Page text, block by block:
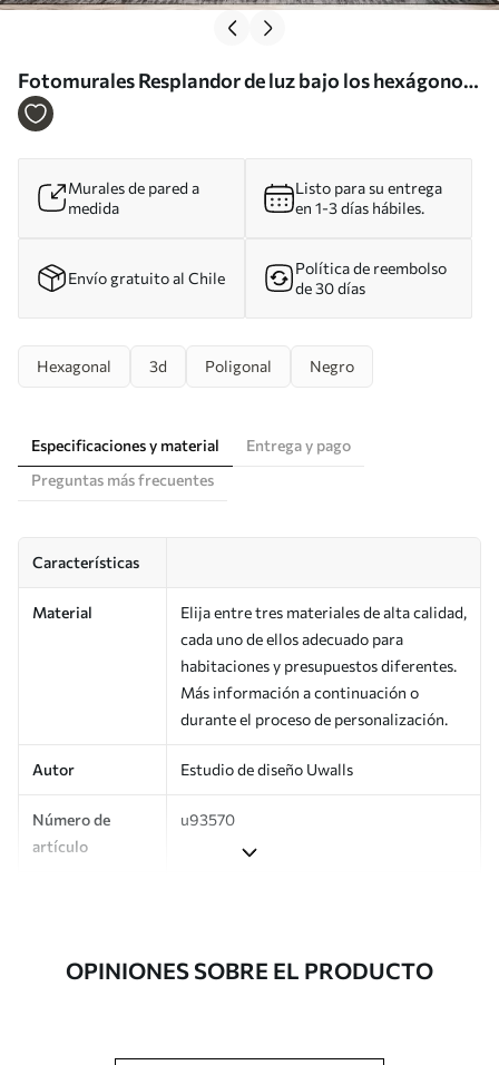
Fotomurales Resplandor de luz bajo los hexágonos
Nr. u93570
Murales de pared a
medida
Listo para su entrega
en 1-3 días hábiles.
Envío gratuito al Chile
Política de reembolso
de 30 días
Hexagonal 3d Poligonal Negro
Especificaciones y material
Entrega y pago
Preguntas más frecuentes
Características
Material
Elija entre tres materiales de alta calidad,
cada uno de ellos adecuado para
habitaciones y presupuestos diferentes.
Más información a continuación o
durante el proceso de personalización.
Autor Estudio de diseño Uwalls
Número de
artículo
u93570
Adicionalmente
Disponible con recubrimiento de barniz
OPINIONES SOBRE EL PRODUCTO